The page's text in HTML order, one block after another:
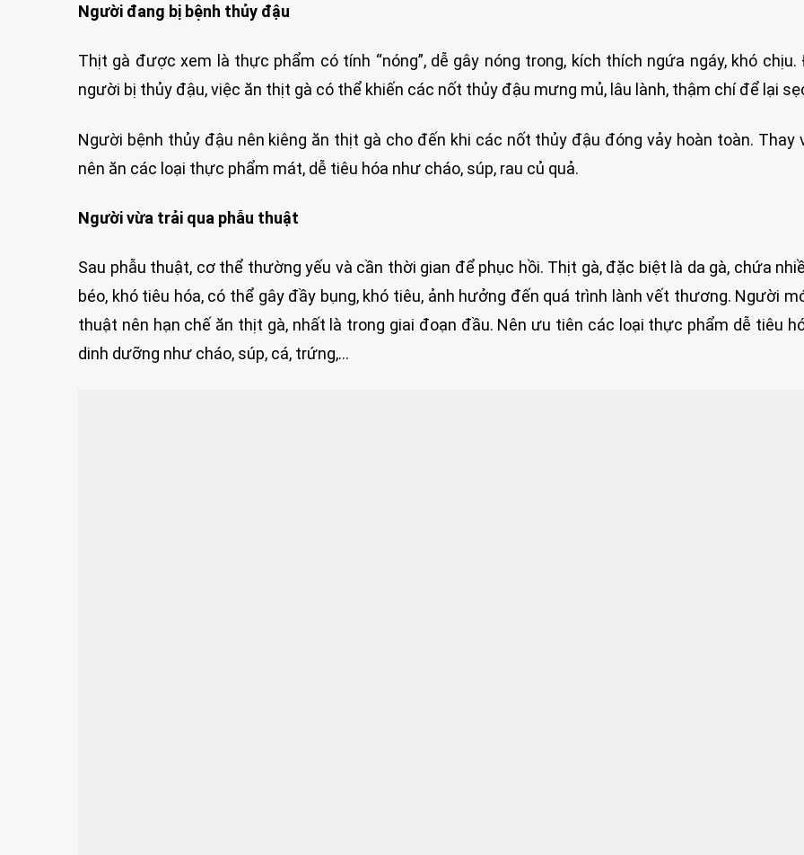
Người đang bị bệnh thủy đậu
Thịt gà được xem là thực phẩm có tính “nóng”, dễ gây nóng trong, kích thích ngứa ngáy, khó chịu.
người bị thủy đậu, việc ăn thịt gà có thể khiến các nốt thủy đậu mưng mủ, lâu lành, thậm chí để lại
Người bệnh thủy đậu nên kiêng ăn thịt gà cho đến khi các nốt thủy đậu đóng vảy hoàn toàn. Thay
nên ăn các loại thực phẩm mát, dễ tiêu hóa như cháo, súp, rau củ quả.
Người vừa trải qua phẫu thuật
Sau phẫu thuật, cơ thể thường yếu và cần thời gian để phục hồi. Thịt gà, đặc biệt là da gà, chứa
béo, khó tiêu hóa, có thể gây đầy bụng, khó tiêu, ảnh hưởng đến quá trình lành vết thương. Người
thuật nên hạn chế ăn thịt gà, nhất là trong giai đoạn đầu. Nên ưu tiên các loại thực phẩm dễ tiêu
dinh dưỡng như cháo, súp, cá, trứng,…